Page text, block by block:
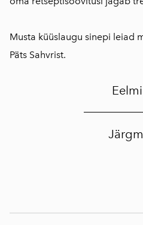
Musta küüslaugu sinepi leiad
Päts Sahvrist.